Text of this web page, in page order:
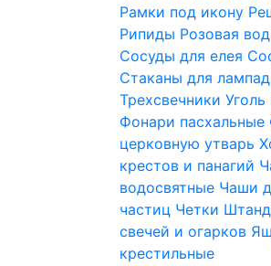
Рамки под икону
Рипиды Розовая
Сосуды для елея
Стаканы для лампад
Трехсвечники
Фонари пасхальные
церковную утварь
крестов и панагий
водосвятные Чаши
частиц Четки
свечей и огарков
крестильные